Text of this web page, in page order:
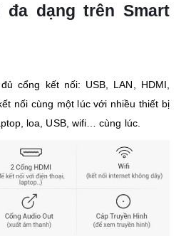
đa dạng trên Smart
cổng kết nối: USB, LAN, HDMI,
nối cùng một lúc với nhiều thiết bị
loa, USB, wifi… cùng lúc.